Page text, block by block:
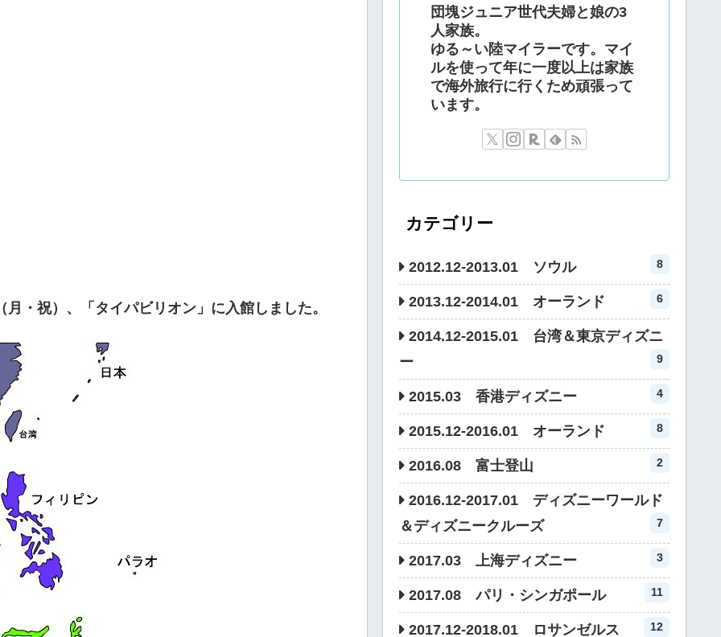
・祝）、「タイパビリオン」に入館しました。
団塊ジュニア世代夫婦と娘の3
人家族。
ゆる～い陸マイラーです。マイ
ルを使って年に一度以上は家族
で海外旅行に行くため頑張って
います。
カテゴリー
2012.12-2013.01 ソウル 8
2013.12-2014.01 オーランド 6
2014.12-2015.01 台湾＆東京ディズニ
ー
9
2015.03 香港ディズニー 4
2015.12-2016.01 オーランド 8
2016.08 富士登山 2
2016.12-2017.01 ディズニーワールド
＆ディズニークルーズ
7
2017.03 上海ディズニー 3
2017.08 パリ・シンガポール 11
2017.12-2018.01 ロサンゼルス 12